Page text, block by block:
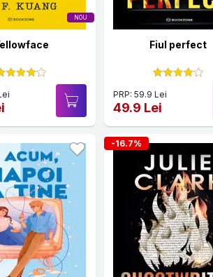
NOU
Fiul perfect
PRP: 59.9 Lei
49.9 Lei
-16.7%